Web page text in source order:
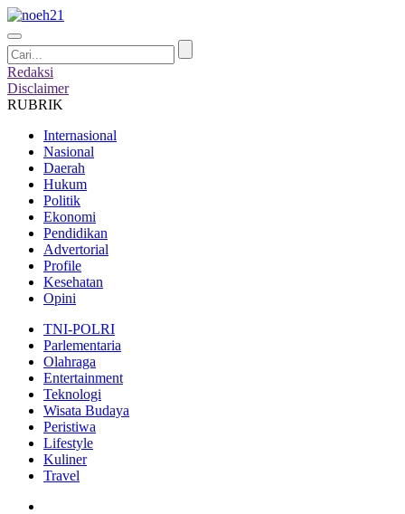
Redaksi
Disclaimer
RUBRIK
Internasional
Nasional
Daerah
Hukum
Politik
Ekonomi
Pendidikan
Advertorial
Profile
Kesehatan
Opini
TNI-POLRI
Parlementaria
Olahraga
Entertainment
Teknologi
Wisata Budaya
Peristiwa
Lifestyle
Kuliner
Travel